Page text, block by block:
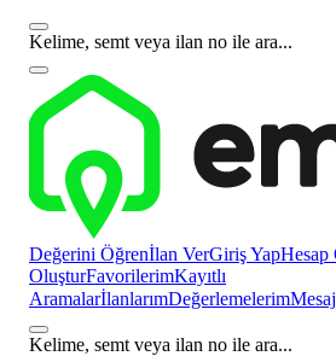
Kelime, semt veya ilan no ile ara...
Değerini Öğrenİlan VerGiriş YapHesap
OluşturFavorilerimKayıtlı
AramalarİlanlarımDeğerlemelerim
Kelime, semt veya ilan no ile ara...